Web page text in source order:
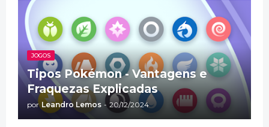
JOGOS
Tipos Pokémon - Vantagens e
Fraquezas Explicadas
por Leandro Lemos - 20/12/2024